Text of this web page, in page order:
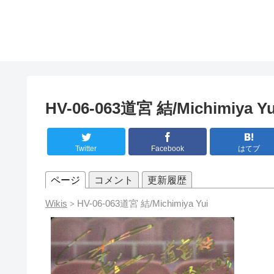
HV-06-063道宮 結/Michimiya
Twitter Facebook はてブ
ページ コメント 更新履歴
Wikis > HV-06-063道宮 結/Michimiya Yui